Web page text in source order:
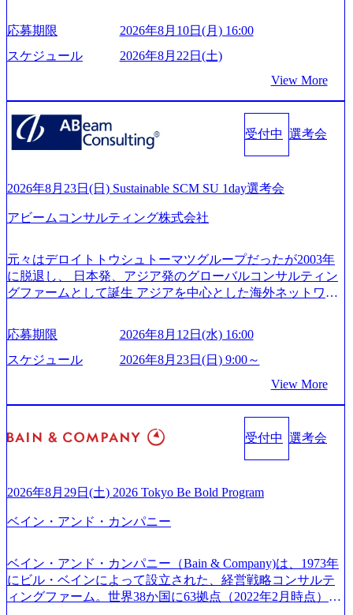
来黒字を維持し、急成長中でありながら安定した事業を展
円を目指す日本にもなかなかないメガベンチャー。創業か
ら黒字経営。年間130%成長 https://storage.googleapis.com/our-
527843-d227-4df8-b86c-5587f843fdf6_1200x471.webp https://stor
age.googleapis.com/our-vision-production.appspot.com/public/imag
es/20251030164946_dc0888f6-0539-4887-84d7-34c8d8544226_1
200x666.webp 年間100億円規模の投資の元、10以上もの新規
能 社内転職が活発であり、多様なスキルを1社で身に着ける
ことが可能 事業開発・運用を内包かする「オールインハウ
ス」型の組織体。社内スカウトや社内公募制度を用いて主
165942_70f09968-1b27-43e6-b849-1cd107c4f488_1200x698.web
p ## 働き方／WLB／待遇 内装8億円超のかっこいいオフィ
スがあり、 働き甲斐のあるランキング、新卒注目ランキン
ため事業創造の自由度が高く、赤字事業でも投資して長期
的な成長を若手に任せられる環境 対面でのコミュニケーシ
ョンメリットを重視するため出社勤務。1日の労働時間平均
ア組織） 2026年8月22日(土) 10:00～最長16:00 2026年8月10
日(月) 16:00 ※応募者が定員を上回る場合は、厳正なる審査
の上参加者を決定させていただきます。ご了承ください。
● 当日の流れ 受付 → 会社説明会 → 面接(会社説明会終了
後、随時ご案内) ※全てリモートにて実施します。 ※参加
通常の選考フローと異なり、事前に適性検査をご受検いた
ションサーチになります。 ご経験やスキル、そして適性や
きます。 ※本求人はレバテック株式会社の雇用となりま
す。 ※案件によっては客先に出向いての作業も発生しま
す。 ＜ITコンサルタント＞ Webアプリケーション、SaaS系
グ領域からその実行的側面であるITサービスの提供まで一
貫して支援する総合系・IT系ファームである あらゆる産業
において非常に良質な顧客基盤を築いており、Fortune Globa
手掛けたプロジェクトは「ファーストリテイリングにおけ
るグローバル化」「資生堂グループのDX化支援」「ヴィヴ
ィアン・ウエストウッドの製品開発」など多岐にわたる コ
ンサルティング活動のみならず、2021年にはKDDIと合弁会
社「ARISE analytics」を設立し、人工知能とデータアナリテ
ジタル人材育成の支援も盛んに行う 採用資料 (https://www.ac
2/Accenture-Recruiting-Brochure.pdf#zoom=50) 女性の活躍につ
rs/corporate/document/women-brochure.pdf#zoom=50) 社員発信
のキャリアブログ (https://www.accenture.com/jp-ja/blogs/japan-
careers-blog) 江川社長が語る「105点経営」 (https://business.ni
kkei.com/atcl/gen/19/00604/021600008/) 規模拡大で成功する理
6218) 大手広告代理店出身者などマーケティングのトップ人
材が集結するワケ (https://markezine.jp/article/detail/45446) エン
ジニアからコンサルタントへ。会社に入って、何が変わっ
た？ (https://www.businessinsider.jp/post-288838) プラダ：ラグ
nture.com/jp-ja/case-studies/song/prada-luxury-product-customizati
on) 大正製薬：ITカーブアウト支援 (https://www.accenture.co
m/jp-ja/case-studies/consulting/taisho-pharmaceutical)（ストラテ
ジー & コンサルティング） ソフトバンク：初のオンライン
s://www.accenture.com/jp-ja/case-studies/communications-media/so
する「保安ネット」を構築。省庁DXの先進事例を実現 (http
ry-safety-network)（公共サービス） カルビー：SAP HANAの
導入で基幹システムを刷新 (https://www.accenture.com/jp-ja/ca
se-studies/consumer-goods-services/calbee)（消費財・サービ
応募期限
2026年8月10日(月) 16:00
スケジュール
2026年8月22日(土)
View More
受付中 選考会
2026年8月23日(日) Sustainable SCM SU 1day選考会
アビームコンサルティング株式会社
元々はデロイトトウシュトーマツグループだったが2003年
に脱退し、 日本発、アジア発のグローバルコンサルティン
グファームとして誕生 アジアを中心とした海外ネットワー
供している日系最大級の総合コンサルティングファーム
『Build Beyond As One ®.』をブランドメッセージに掲げ、
企業や組織の変革を通じて社会や産業の課題を解決し、未
確実な実現と社会的価値及び経済的価値の追求にも貢献 NE
Cとの戦略的資本提携も実現して、現在はNECのグループ会
シングなどの専門知識と、豊富な経験を持つ約6,000名を超
えるプロフェッショナルを有する 金融、製造、流通、エネ
トとしている SAP領域においては日本市場No.1を誇り、全
定コンサルタント資格を取得している また、日本国内企業
資格も保有、さまざまな業界・業種でのプロジェクト実績
と蓄積されたノウハウを基に独自の方法論やテンプレート
を開発し、それらを活用してお客様に最適なSAPコンサル
ティングサービスを提供する https://storage.googleapis.com/our
応募期限
2026年8月12日(水) 16:00
スケジュール
2026年8月23日(日) 9:00～
View More
受付中 選考会
2026年8月29日(土) 2026 Tokyo Be Bold Program
ベイン・アンド・カンパニー
ベイン・アンド・カンパニー（Bain & Company)は、1973年
にビル・ベインによって設立された、経営戦略コンサルテ
ィングファーム。世界38か国に63拠点（2022年2月時点）、